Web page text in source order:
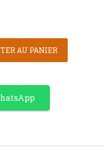
AU PANIER